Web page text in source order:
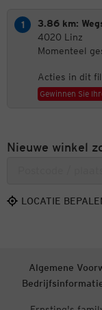
3.86 km:
4020 Linz
Momenteel
Acties in dit
Gewinnen Sie
Nieuwe winkel
LOCATIE
Algemene